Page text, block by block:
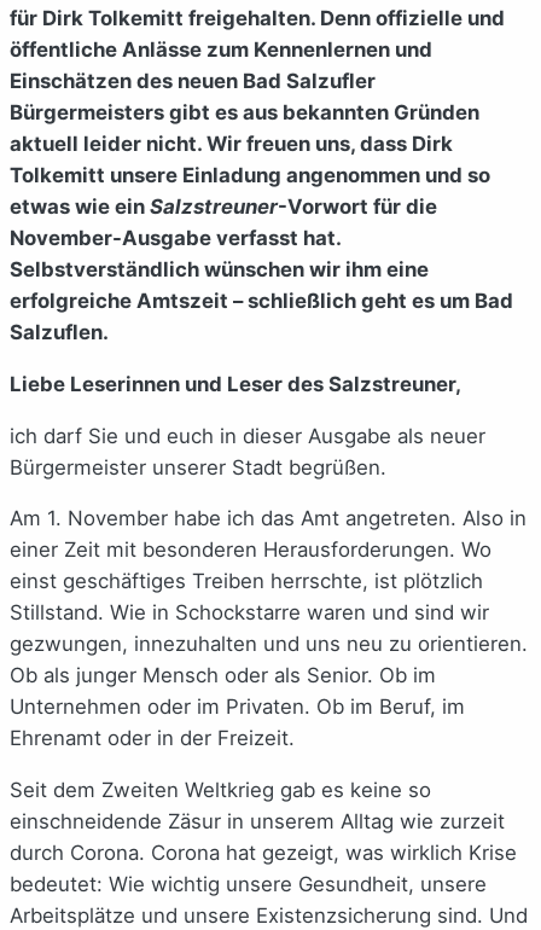
für Dirk Tolkemitt freigehalten. Denn offizielle und
öffentliche Anlässe zum Kennenlernen und
Einschätzen des neuen Bad Salzufler
Bürgermeisters gibt es aus bekannten Gründen
aktuell leider nicht. Wir freuen uns, dass Dirk
Tolkemitt unsere Einladung angenommen und so
etwas wie ein Salzstreuner-Vorwort für die
November-Ausgabe verfasst hat.
Selbstverständlich wünschen wir ihm eine
erfolgreiche Amtszeit – schließlich geht es um Bad
Salzuflen.
Liebe Leserinnen und Leser des Salzstreuner,
ich darf Sie und euch in dieser Ausgabe als neuer
Bürgermeister unserer Stadt begrüßen.
Am 1. November habe ich das Amt angetreten. Also in
einer Zeit mit besonderen Herausforderungen. Wo
einst geschäftiges Treiben herrschte, ist plötzlich
Stillstand. Wie in Schockstarre waren und sind wir
gezwungen, innezuhalten und uns neu zu orientieren.
Ob als junger Mensch oder als Senior. Ob im
Unternehmen oder im Privaten. Ob im Beruf, im
Ehrenamt oder in der Freizeit.
Seit dem Zweiten Weltkrieg gab es keine so
einschneidende Zäsur in unserem Alltag wie zurzeit
durch Corona. Corona hat gezeigt, was wirklich Krise
bedeutet: Wie wichtig unsere Gesundheit, unsere
Arbeitsplätze und unsere Existenzsicherung sind. Und